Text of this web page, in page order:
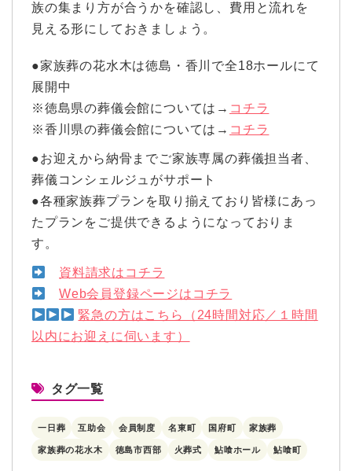
族の集まり方が合うかを確認し、費用と流れを
見える形にしておきましょう。
●家族葬の花水木は徳島・香川で全18ホールにて
展開中
※徳島県の葬儀会館については→ コチラ
※香川県の葬儀会館については→ コチラ
●お迎えから納骨までご家族専属の葬儀担当者、
葬儀コンシェルジュがサポート
●各種家族葬プランを取り揃えており皆様にあっ
たプランをご提供できるようになっておりま
す。
資料請求はコチラ
Web会員登録ページはコチラ
緊急の方はこちら（24時間対応／１時間
以内にお迎えに伺います）
タグ一覧
一日葬 互助会 会員制度 名東町 国府町 家族葬
家族葬の花水木 徳島市西部 火葬式 鮎喰ホール 鮎喰町